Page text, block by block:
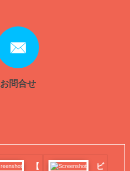
お問合せ
【
ビ